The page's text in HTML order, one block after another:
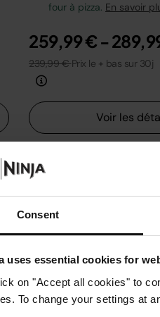
Consent
uses essential cookies for
on "Accept all cookies" to
To change your settings at
four à pizza. En savoir
259,99 € -
239,99 €Prix le + bas sur 30j
Voir les